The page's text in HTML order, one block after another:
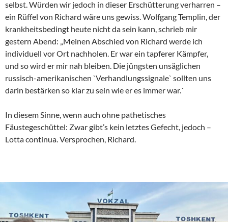
selbst. Würden wir jedoch in dieser Erschütterung verharren –
ein Rüffel von Richard wäre uns gewiss. Wolfgang Templin, der
krankheitsbedingt heute nicht da sein kann, schrieb mir
gestern Abend: „Meinen Abschied von Richard werde ich
individuell vor Ort nachholen. Er war ein tapferer Kämpfer,
und so wird er mir nah bleiben. Die jüngsten unsäglichen
russisch-amerikanischen `Verhandlungssignale` sollten uns
darin bestärken so klar zu sein wie er es immer war.´
In diesem Sinne, wenn auch ohne pathetisches
Fäustegeschüttel: Zwar gibt’s kein letztes Gefecht, jedoch –
Lotta continua. Versprochen, Richard.